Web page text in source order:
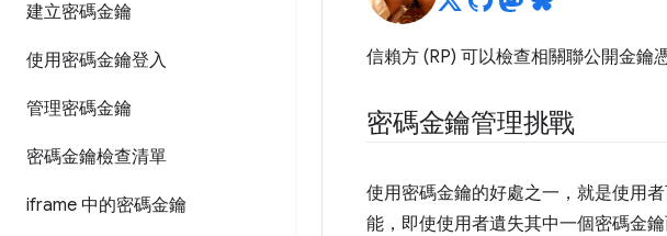
建立密碼金鑰
使用密碼金鑰登入
管理密碼金鑰
密碼金鑰檢查清單
iframe 中的密碼金鑰
信賴方 (RP) 可以檢查相關聯公開金鑰
密碼金鑰管理挑戰
使用密碼金鑰的好處之一，就是使用
能，即使使用者遺失其中一個密碼金